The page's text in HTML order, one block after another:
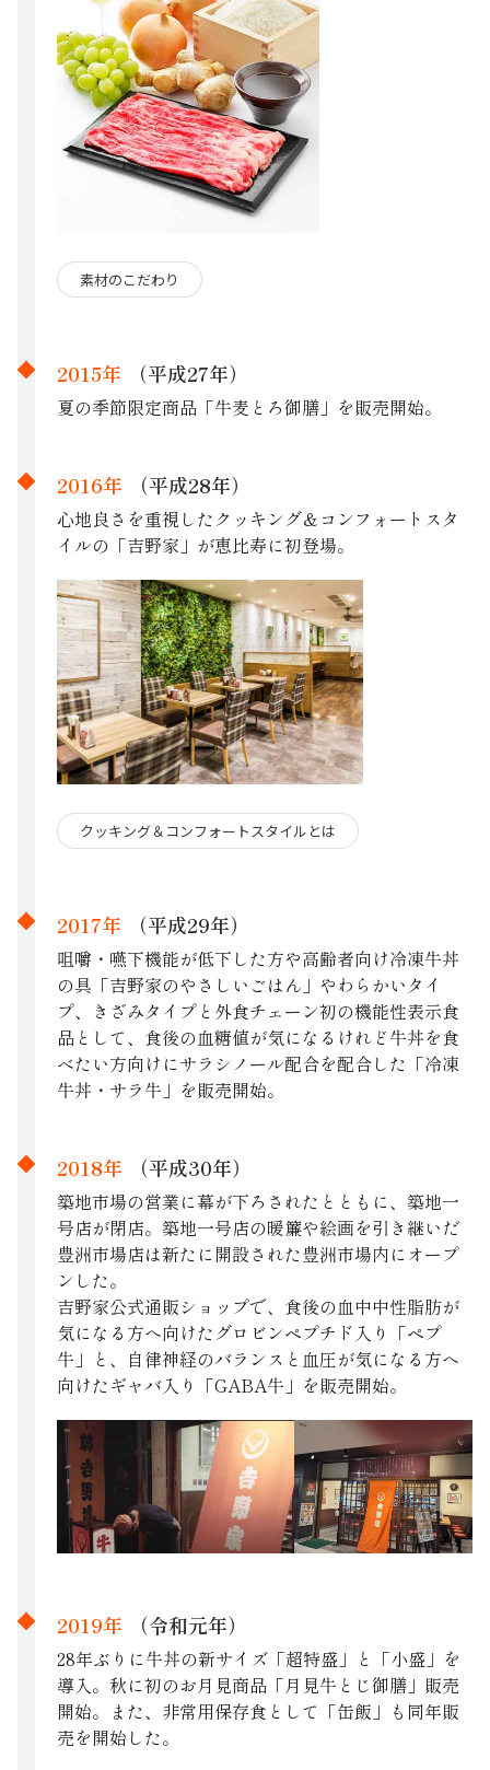
素材のこだわり
2015年 （平成27年）
夏の季節限定商品「牛麦とろ御膳」を販売開始。
2016年 （平成28年）
心地良さを重視したクッキング＆コンフォートスタ
イルの「吉野家」が恵比寿に初登場。
クッキング＆コンフォートスタイルとは
2017年 （平成29年）
咀嚼・嚥下機能が低下した方や高齢者向け冷凍牛丼
の具「吉野家のやさしいごはん」やわらかいタイ
プ、きざみタイプと外食チェーン初の機能性表示食
品として、食後の血糖値が気になるけれど牛丼を食
べたい方向けにサラシノール配合を配合した「冷凍
牛丼・サラ牛」を販売開始。
2018年 （平成30年）
築地市場の営業に幕が下ろされたとともに、築地一
号店が閉店。築地一号店の暖簾や絵画を引き継いだ
豊洲市場店は新たに開設された豊洲市場内にオープ
ンした。
吉野家公式通販ショップで、食後の血中中性脂肪が
気になる方へ向けたグロビンペプチド入り「ペプ
牛」と、自律神経のバランスと血圧が気になる方へ
向けたギャバ入り「GABA牛」を販売開始。
2019年 （令和元年）
28年ぶりに牛丼の新サイズ「超特盛」と「小盛」を
導入。秋に初のお月見商品「月見牛とじ御膳」販売
開始。また、非常用保存食として「缶飯」も同年販
売を開始した。